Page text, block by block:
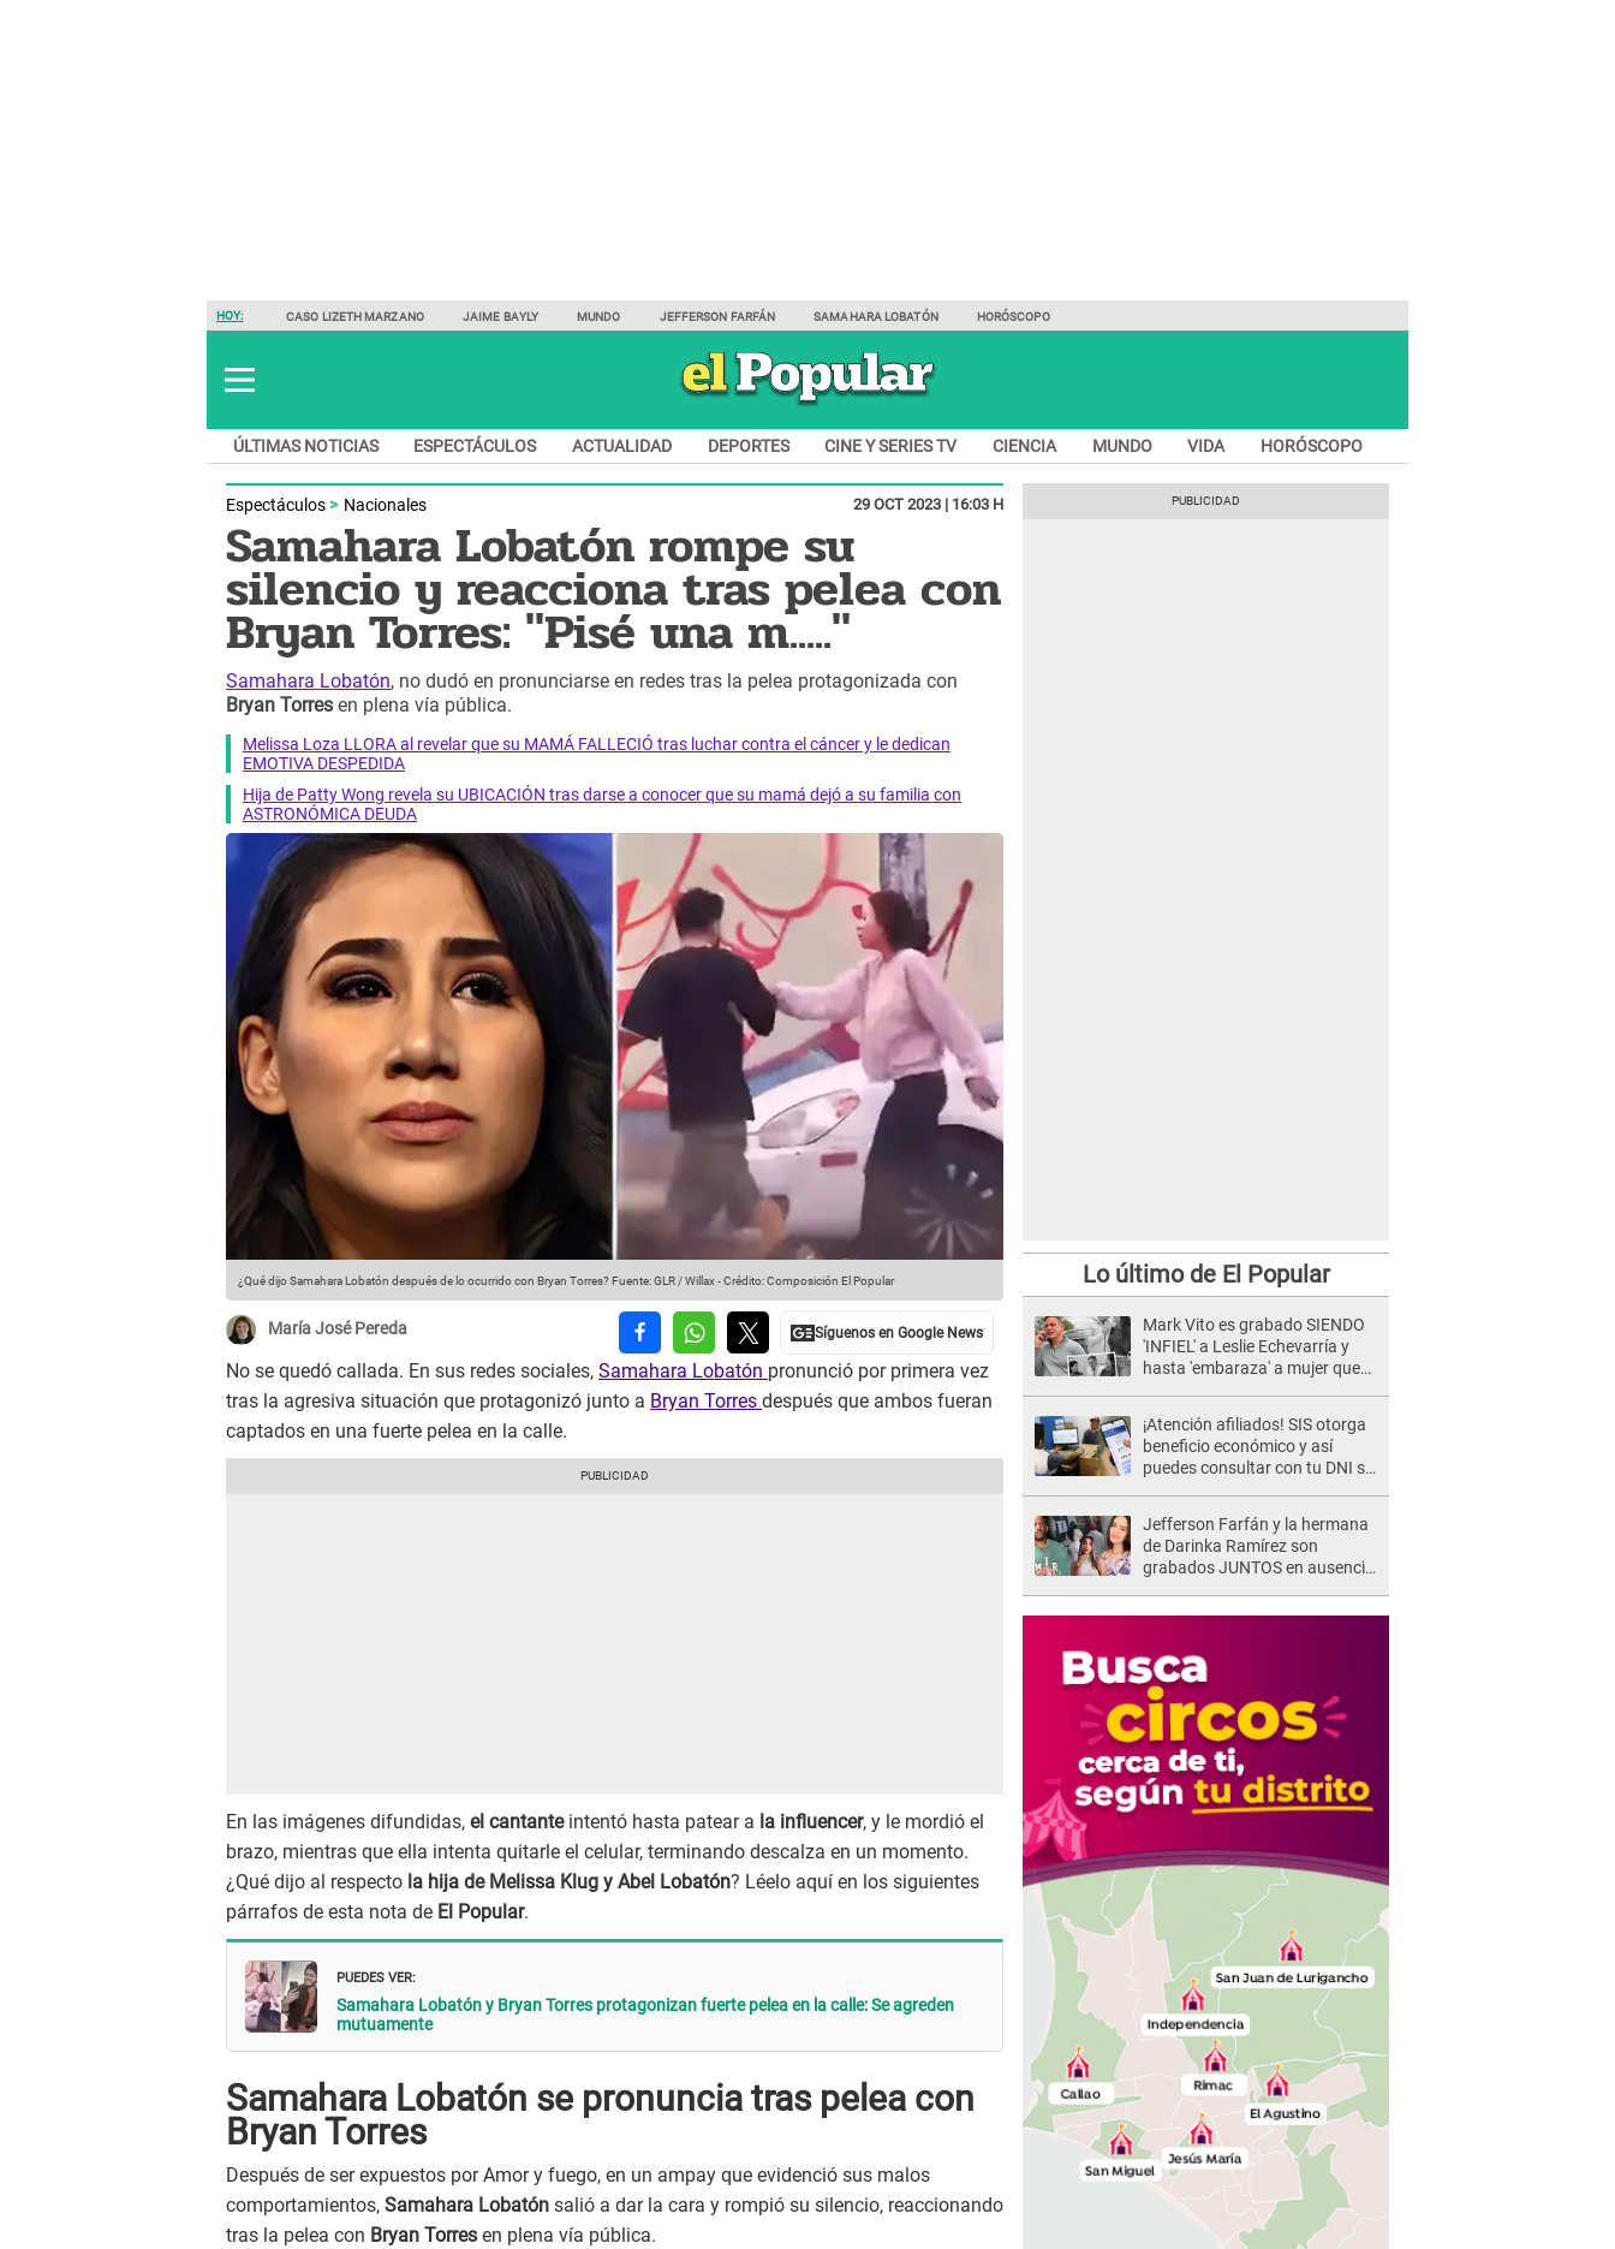
HOY: CASO LIZETH MARZANO JAIME BAYLY MUNDO JEFFERSON FARFÁN SAMAHARA LOBATÓN HORÓSCOPO
ÚLTIMAS NOTICIAS ESPECTÁCULOS ACTUALIDAD DEPORTES CINE Y SERIES TV CIENCIA MUNDO VIDA HORÓSCOPO
Espectáculos Nacionales 29 OCT 2023 | 16:03 H
Samahara Lobatón rompe su
silencio y reacciona tras pelea con
Bryan Torres: "Pisé una m....."
Samahara Lobatón, no dudó en pronunciarse en redes tras la pelea protagonizada con
Bryan Torres en plena vía pública.
Melissa Loza LLORA al revelar que su MAMÁ FALLECIÓ tras luchar contra el cáncer y le dedican
EMOTIVA DESPEDIDA
Hija de Patty Wong revela su UBICACIÓN tras darse a conocer que su mamá dejó a su familia con
ASTRONÓMICA DEUDA
¿Qué dijo Samahara Lobatón después de lo ocurrido con Bryan Torres? Fuente: GLR / Willax-Crédito: Composición El Popular
María José Pereda
No se quedó callada. En sus redes sociales, Samahara Lobatón pronunció por primera vez
tras la agresiva situación que protagonizó junto a Bryan Torres después que ambos fueran
captados en una fuerte pelea en la calle.
En las imágenes difundidas, el cantante intentó hasta patear a la influencer, y le mordió el
brazo, mientras que ella intenta quitarle el celular, terminando descalza en un momento.
¿Qué dijo al respecto la hija de Melissa Klug y Abel Lobatón? Léelo aquí en los siguientes
párrafos de esta nota de El Popular.
PUEDES VER:
Samahara Lobatón y Bryan Torres protagonizan fuerte pelea en la calle: Se agreden
mutuamente
Samahara Lobatón se pronuncia tras pelea con
Bryan Torres
Después de ser expuestos por Amor y fuego, en un ampay que evidenció sus malos
comportamientos, Samahara Lobatón salió a dar la cara y rompió su silencio, reaccionando
tras la pelea con Bryan Torres en plena vía pública.
Lo último de El Popular
Mark Vito es grabado SIENDO
'INFIEL' a Leslie Echevarría y
hasta 'embaraza' a mujer que
¡Atención afiliados! SIS otorga
beneficio económico y así
puedes consultar con tu DNI si
Jefferson Farfán y la hermana
de Darinka Ramírez son
grabados JUNTOS en ausencia